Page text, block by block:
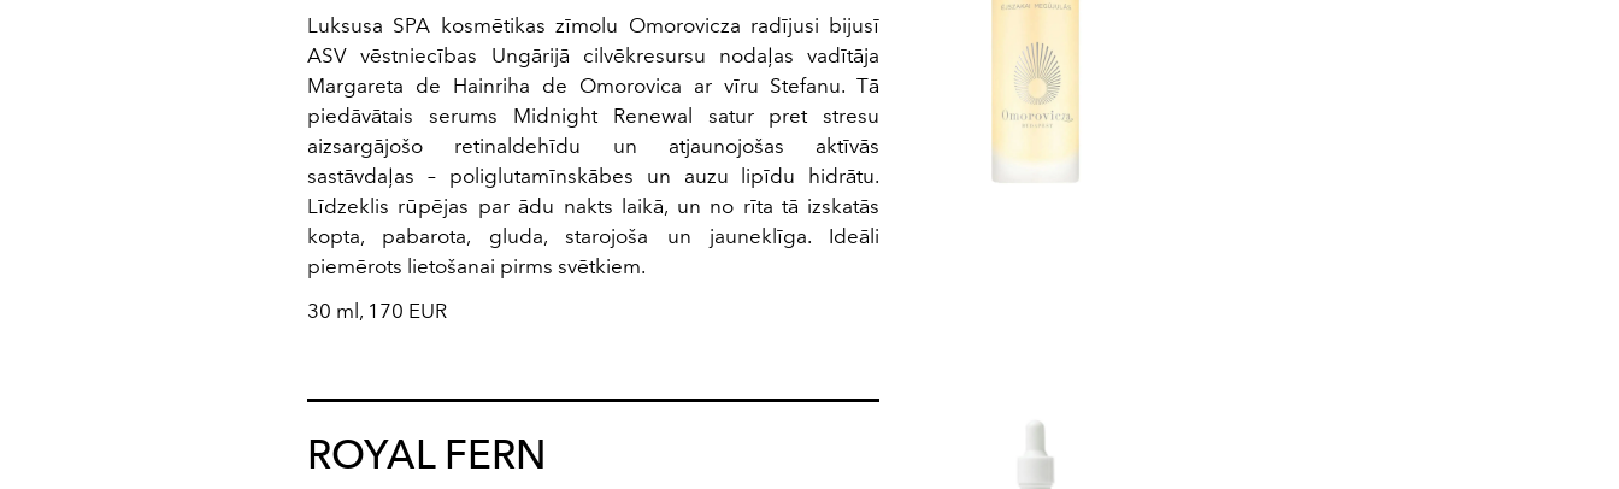
Luksusa SPA kosmētikas zīmolu Omorovicza radījusi bijusī
ASV vēstniecības Ungārijā cilvēkresursu nodaļas vadītāja
Margareta de Hainriha de Omorovica ar vīru Stefanu. Tā
piedāvātais serums Midnight Renewal satur pret stresu
aizsargājošo retinaldehīdu un atjaunojošas aktīvās
sastāvdaļas – poliglutamīnskābes un auzu lipīdu hidrātu.
Līdzeklis rūpējas par ādu nakts laikā, un no rīta tā izskatās
kopta, pabarota, gluda, starojoša un jauneklīga. Ideāli
piemērots lietošanai pirms svētkiem.
30 ml, 170 EUR
ROYAL FERN